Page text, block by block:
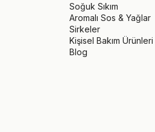
Soğuk Sıkım
Aromalı Sos & Yağlar
Sirkeler
Kişisel Bakım Ürünleri
Blog